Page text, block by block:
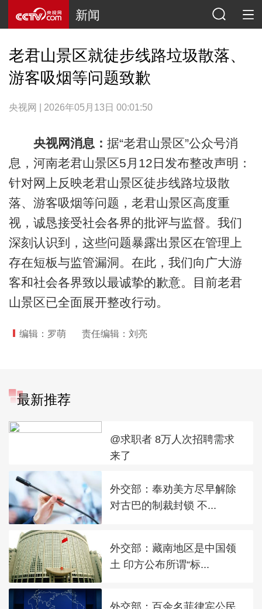
新闻
老君山景区就徒步线路垃圾散落、
游客吸烟等问题致歉
央视网 | 2026年05月13日 00:01:50
央视网消息： 据“老君山景区”公众号消
息，河南老君山景区5月12日发布整改声明：
针对网上反映老君山景区徒步线路垃圾散
落、游客吸烟等问题，老君山景区高度重
视，诚恳接受社会各界的批评与监督。我们
深刻认识到，这些问题暴露出景区在管理上
存在短板与监管漏洞。在此，我们向广大游
客和社会各界致以最诚挚的歉意。目前老君
山景区已全面展开整改行动。
编辑：罗萌 责任编辑：刘亮
最新推荐
@求职者 8万人次招聘需求
来了
外交部：奉劝美方尽早解除
对古巴的制裁封锁 不...
外交部：藏南地区是中国领
土 印方公布所谓“标...
外交部：百余名菲律宾公民